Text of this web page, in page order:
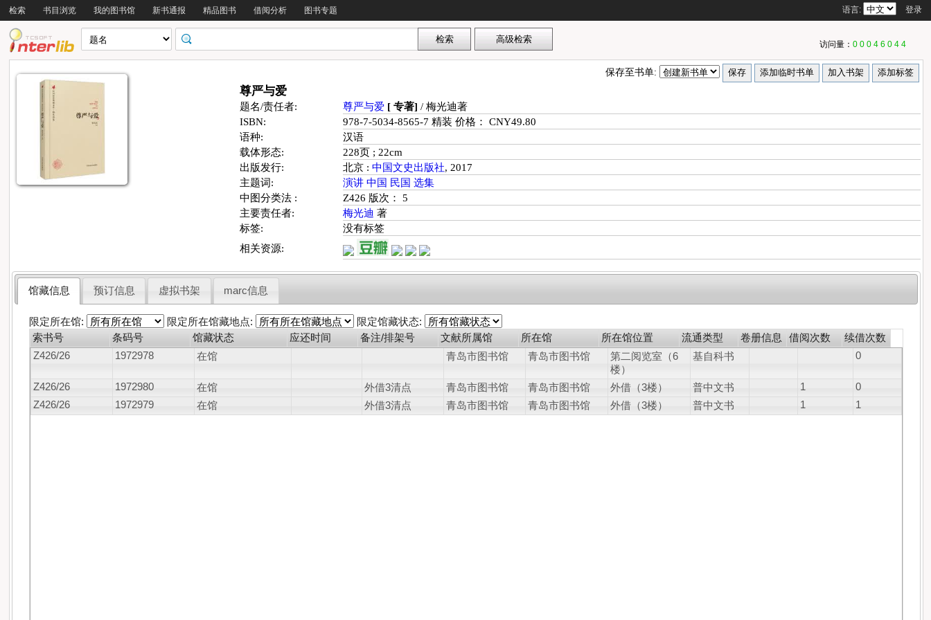
检索 书目浏览 我的图书馆 新书通报 精品图书 借阅分析 图书专题 语言: 登录
访问量： 00046044
保存至书单:
尊严与爱
题名/责任者: 尊严与爱 [ 专著] / 梅光迪著
ISBN:
978-7-5034-8565-7 精装 价格： CNY49.80
语种:
汉语
载体形态:
228页 ; 22cm
出版发行:
北京 : 中国文史出版社, 2017
主题词:
演讲 中国 民国 选集
中图分类法 :
Z426 版次： 5
主要责任者:
梅光迪 著
标签:
没有标签
相关资源:
馆藏信息 预订信息 虚拟书架 marc信息
限定所在馆: 限定所在馆藏地点:
限定馆藏状态:
索书号
条码号 馆藏状态 应还时间 备注/排架号 文献所属馆 所在馆 所在馆位置 流通类型 卷册信息 借阅次数
续借次数
Z426/26
1972978 在馆 青岛市图书馆 青岛市图书馆
第二阅览室（6
楼）
基自科书 0
Z426/26 1972980 在馆 外借3清点 青岛市图书馆 青岛市图书馆 外借（3楼） 普中文书 1
0
Z426/26
1972979 在馆 外借3清点 青岛市图书馆 青岛市图书馆 外借（3楼） 普中文书 1 1